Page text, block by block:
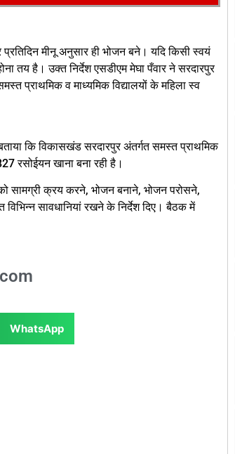
मीनू अनुसार ही भोजन बने। यदि किसी स्वयं
तय है। उक्त निर्देश एसडीएम मेघा पँवार ने सरदारपुर
प्राथमिक व माध्यमिक विद्यालयों के महिला स्व
कि विकासखंड सरदारपुर अंतर्गत समस्त प्राथमिक
रसोईयन खाना बना रही है।
सामग्री क्रय करने, भोजन बनाने, भोजन परोसने,
सावधानियां रखने के निर्देश दिए। बैठक में
WhatsApp